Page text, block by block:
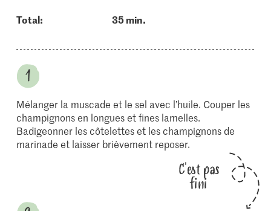
Total: 35 min.
Mélanger la muscade et le sel avec l’huile. Couper les
champignons en longues et fines lamelles.
Badigeonner les côtelettes et les champignons de
marinade et laisser brièvement reposer.
C'est pas
fini